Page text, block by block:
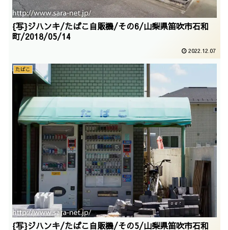
{写}ジハンキ/たばこ自販機/その6/山梨県笛吹市石和
町/2018/05/14
2022.12.07
たばこ
{写}ジハンキ/たばこ自販機/その5/山梨県笛吹市石和